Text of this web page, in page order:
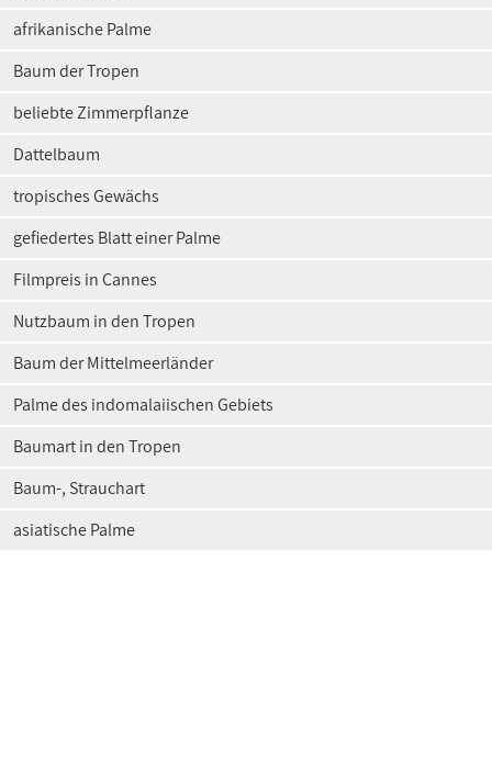
afrikanische Palme
Baum der Tropen
beliebte Zimmerpflanze
Dattelbaum
tropisches Gewächs
gefiedertes Blatt einer Palme
Filmpreis in Cannes
Nutzbaum in den Tropen
Baum der Mittelmeerländer
Palme des indomalaiischen Gebiets
Baumart in den Tropen
Baum-, Strauchart
asiatische Palme